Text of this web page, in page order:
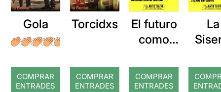
Gola
COMPRAR
ENTRADES
Torcidxs
COMPRAR
ENTRADES
El futuro
como
escénico
COMPRAR
ENTRADES
La